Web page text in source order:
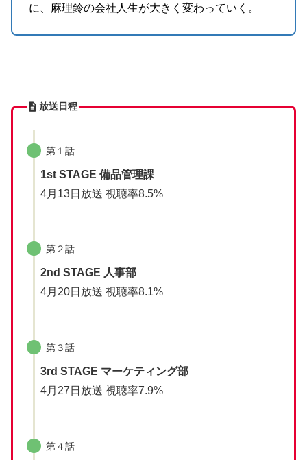
に、麻理鈴の会社人生が大きく変わっていく。
放送日程
第１話
1st STAGE 備品管理課
4月13日放送 視聴率8.5%
第２話
2nd STAGE 人事部
4月20日放送 視聴率8.1%
第３話
3rd STAGE マーケティング部
4月27日放送 視聴率7.9%
第４話